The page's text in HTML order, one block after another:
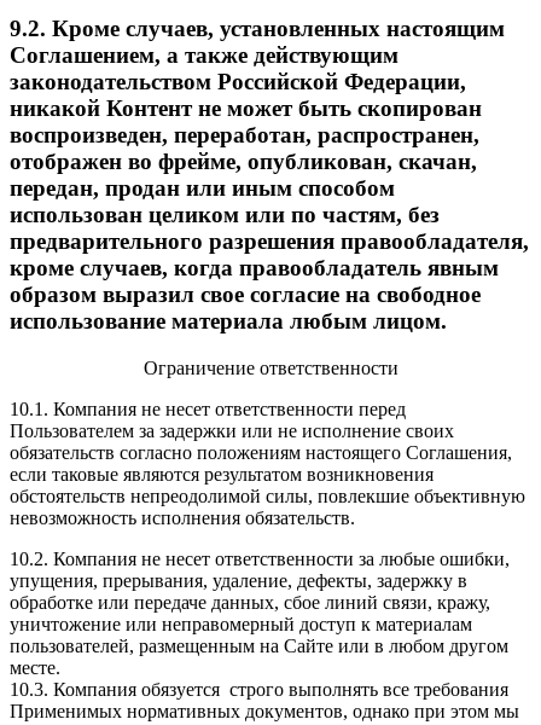
9.2. Кроме случаев, установленных настоящим
Соглашением, а также действующим
законодательством Российской Федерации,
никакой Контент не может быть скопирован
воспроизведен, переработан, распространен,
отображен во фрейме, опубликован, скачан,
передан, продан или иным способом
использован целиком или по частям, без
предварительного разрешения правообладателя,
кроме случаев, когда правообладатель явным
образом выразил свое согласие на свободное
использование материала любым лицом.
Ограничение ответственности
10.1. Компания не несет ответственности перед
Пользователем за задержки или не исполнение своих
обязательств согласно положениям настоящего Соглашения,
если таковые являются результатом возникновения
обстоятельств непреодолимой силы, повлекшие объективную
невозможность исполнения обязательств.
10.2. Компания не несет ответственности за любые ошибки,
упущения, прерывания, удаление, дефекты, задержку в
обработке или передаче данных, сбое линий связи, кражу,
уничтожение или неправомерный доступ к материалам
пользователей, размещенным на Cайте или в любом другом
месте.
10.3. Компания обязуется строго выполнять все требования
Применимых нормативных документов, однако при этом мы